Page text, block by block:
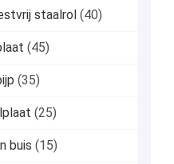
staalrol (40)
(45)
(35)
(25)
buis (15)